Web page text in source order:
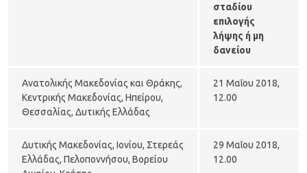
σταδίου
επιλογής
λήψης ή μη
δανείου
Ανατολικής Μακεδονίας και Θράκης,
Κεντρικής Μακεδονίας, Ηπείρου,
Θεσσαλίας, Δυτικής Ελλάδας
21 Μαΐου 2018,
12.00
Δυτικής Μακεδονίας, Ιονίου, Στερεάς
Ελλάδας, Πελοποννήσου, Βορείου
29 Μαΐου 2018,
12.00